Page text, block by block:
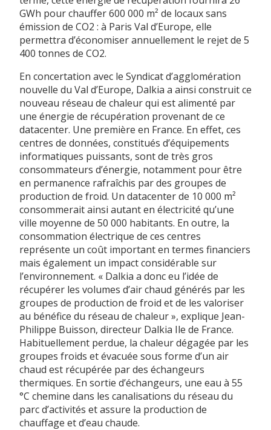
GWh pour chauffer 600 000 m² de locaux sans
émission de CO2 : à Paris Val d’Europe, elle
permettra d’économiser annuellement le rejet de 5
400 tonnes de CO2.
En concertation avec le Syndicat d’agglomération
nouvelle du Val d’Europe, Dalkia a ainsi construit ce
nouveau réseau de chaleur qui est alimenté par
une énergie de récupération provenant de ce
datacenter. Une première en France. En effet, ces
centres de données, constitués d’équipements
informatiques puissants, sont de très gros
consommateurs d’énergie, notamment pour être
en permanence rafraîchis par des groupes de
production de froid. Un datacenter de 10 000 m²
consommerait ainsi autant en électricité qu’une
ville moyenne de 50 000 habitants. En outre, la
consommation électrique de ces centres
représente un coût important en termes financiers
mais également un impact considérable sur
l’environnement. « Dalkia a donc eu l’idée de
récupérer les volumes d’air chaud générés par les
groupes de production de froid et de les valoriser
au bénéfice du réseau de chaleur », explique Jean-
Philippe Buisson, directeur Dalkia Ile de France.
Habituellement perdue, la chaleur dégagée par les
groupes froids et évacuée sous forme d’un air
chaud est récupérée par des échangeurs
thermiques. En sortie d’échangeurs, une eau à 55
°C chemine dans les canalisations du réseau du
parc d’activités et assure la production de
chauffage et d’eau chaude.